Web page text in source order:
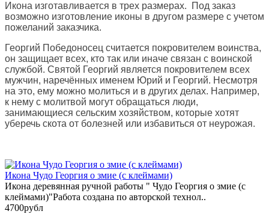
Икона изготавливается в трех размерах. Под заказ
возможно изготовление иконы в другом размере с учетом
пожеланий заказчика.
Георгий Победоносец считается покровителем воинства,
он защищает всех, кто так или иначе связан с воинской
службой. Святой Георгий является покровителем всех
мужчин, наречённых именем Юрий и Георгий. Несмотря
на это, ему можно молиться и в других делах. Например,
к нему с молитвой могут обращаться люди,
занимающиеся сельским хозяйством, которые хотят
уберечь скота от болезней или избавиться от неурожая.
Икона Чудо Георгия о змие (с клеймами)
Икона деревянная ручной работы " Чудо Георгия о змие (с
клеймами)"Работа создана по авторской технол..
4700рубл